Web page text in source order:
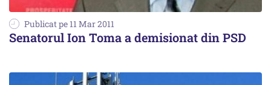
Publicat pe 11 Mar 2011
Senatorul Ion Toma a demisionat din PSD